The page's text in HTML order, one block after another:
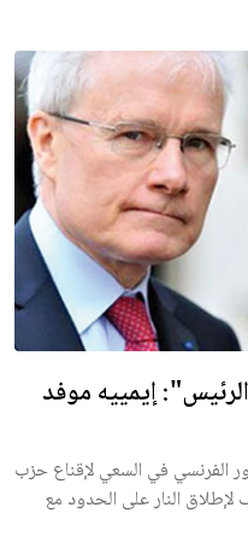
إيمييه موفد
الفرنسي في السعي لإقناع حزب
النار على الحدود مع